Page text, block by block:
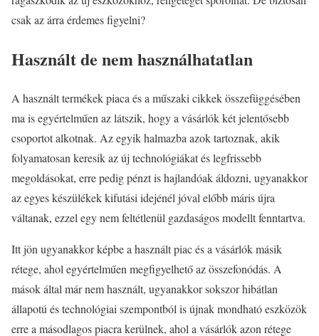
csak az árra érdemes figyelni?
Használt de nem használhatatlan
A használt termékek piaca és a műszaki cikkek összefüggésében
ma is egyértelműen az látszik, hogy a vásárlók két jelentősebb
csoportot alkotnak. Az egyik halmazba azok tartoznak, akik
folyamatosan keresik az új technológiákat és legfrissebb
megoldásokat, erre pedig pénzt is hajlandóak áldozni, ugyanakkor
az egyes készülékek kifutási idejénél jóval előbb máris újra
váltanak, ezzel egy nem feltétlenül gazdaságos modellt fenntartva.
Itt jön ugyanakkor képbe a használt piac és a vásárlók másik
rétege, ahol egyértelműen megfigyelhető az összefonódás. A
mások által már nem használt, ugyanakkor sokszor hibátlan
állapotú és technológiai szempontból is újnak mondható eszközök
erre a másodlagos piacra kerülnek, ahol a vásárlók azon rétege